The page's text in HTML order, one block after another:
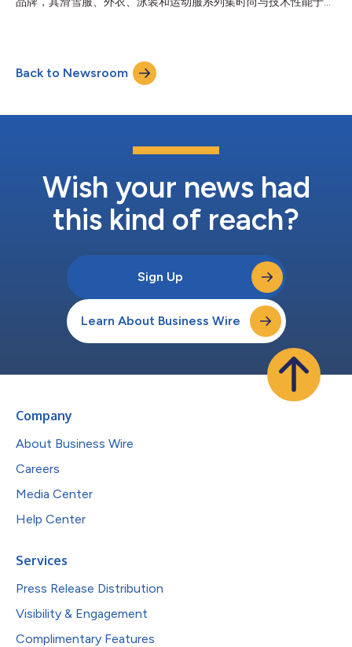
天的选择权，可以按公开发行价减去承销折扣后的价格，再购买最
多200,100股普通股，以覆盖超额配售需求（如果有的话）。 公
司打算将募集资金用于一般公司用途，包括营运资本、销售和营销
在美国纽约证券交易所上市交易，股票代码为“PMNT”。此次发行
ThinkEquity和Laidlaw & Company (UK) Ltd.担任此次发行的联合
簿记管理方。 与股票相关的S-1表注册声明已提交给美国证券交易
Back to Newsroom
Wish your news had
this kind of reach?
Sign Up
Learn About Business Wire
Company
About Business Wire
Careers
Media Center
Help Center
Services
Press Release Distribution
Visibility & Engagement
Complimentary Features